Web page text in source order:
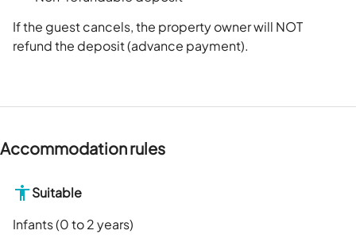
If the guest cancels, the property owner will NOT
refund the deposit (advance payment).
Accommodation rules
Suitable
Infants (0 to 2 years)